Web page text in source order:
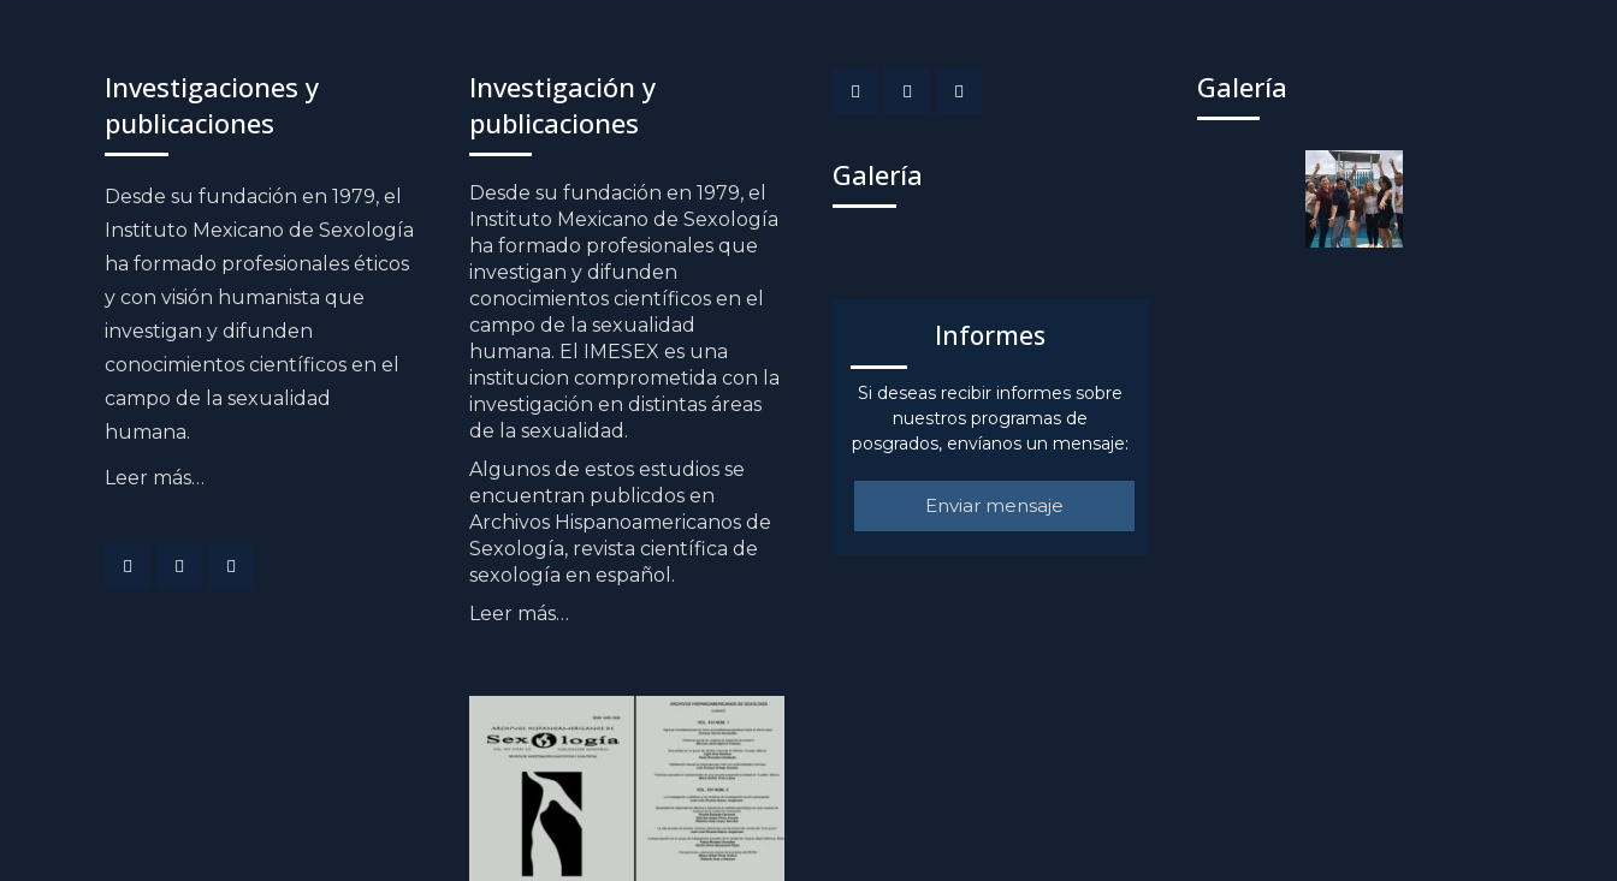
Investigaciones y
publicaciones
Desde su fundación en 1979, el
Instituto Mexicano de Sexología
ha formado profesionales éticos
y con visión humanista que
investigan y difunden
conocimientos científicos en el
campo de la sexualidad
humana.
Leer más…
Investigación y
publicaciones
Desde su fundación en 1979, el
Instituto Mexicano de Sexología
ha formado profesionales que
investigan y difunden
conocimientos científicos en el
campo de la sexualidad
humana. El IMESEX es una
institucion comprometida con la
investigación en distintas áreas
de la sexualidad.
Algunos de estos estudios se
encuentran publicdos en
Archivos Hispanoamericanos de
Sexología, revista científica de
sexología en español.
Leer más…
Item
Item
Galería
Informes
Si deseas recibir informes sobre
nuestros programas de
posgrados, envíanos un mensaje:
Enviar mensaje
Galería